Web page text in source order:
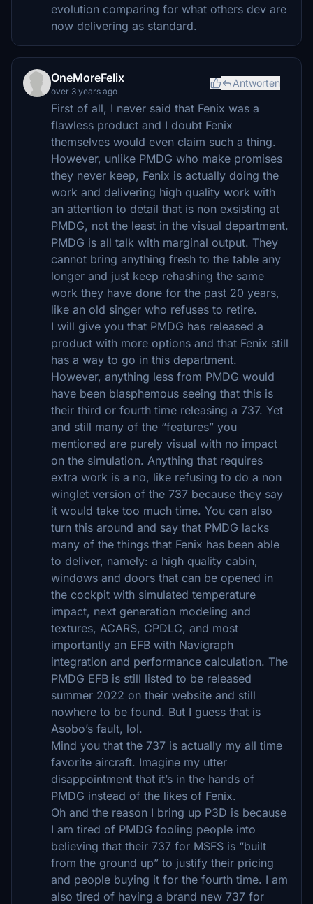
evolution comparing for what others dev are
now delivering as standard.
OneMoreFelix
over 3 years ago
Antworten
First of all, I never said that Fenix was a
flawless product and I doubt Fenix
themselves would even claim such a thing.
However, unlike PMDG who make promises
they never keep, Fenix is actually doing the
work and delivering high quality work with
an attention to detail that is non exsisting at
PMDG, not the least in the visual department.
PMDG is all talk with marginal output. They
cannot bring anything fresh to the table any
longer and just keep rehashing the same
work they have done for the past 20 years,
like an old singer who refuses to retire.
I will give you that PMDG has released a
product with more options and that Fenix still
has a way to go in this department.
However, anything less from PMDG would
have been blasphemous seeing that this is
their third or fourth time releasing a 737. Yet
and still many of the “features” you
mentioned are purely visual with no impact
on the simulation. Anything that requires
extra work is a no, like refusing to do a non
winglet version of the 737 because they say
it would take too much time. You can also
turn this around and say that PMDG lacks
many of the things that Fenix has been able
to deliver, namely: a high quality cabin,
windows and doors that can be opened in
the cockpit with simulated temperature
impact, next generation modeling and
textures, ACARS, CPDLC, and most
importantly an EFB with Navigraph
integration and performance calculation. The
PMDG EFB is still listed to be released
summer 2022 on their website and still
nowhere to be found. But I guess that is
Asobo’s fault, lol.
Mind you that the 737 is actually my all time
favorite aircraft. Imagine my utter
disappointment that it’s in the hands of
PMDG instead of the likes of Fenix.
Oh and the reason I bring up P3D is because
I am tired of PMDG fooling people into
believing that their 737 for MSFS is “built
from the ground up” to justify their pricing
and people buying it for the fourth time. I am
also tired of having a brand new 737 for